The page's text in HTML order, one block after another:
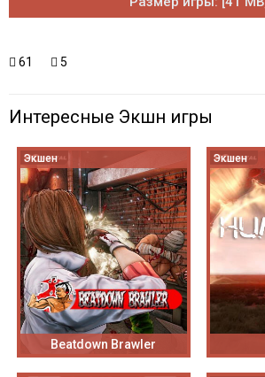
61 5
Интересные Экшн игры
Экшен
Beatdown Brawler
Экшен